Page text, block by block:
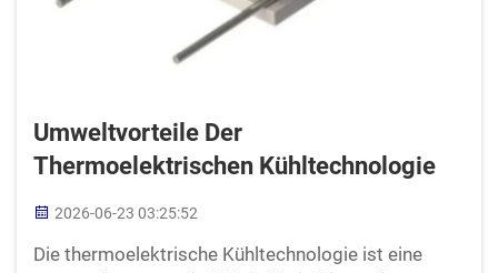
Umweltvorteile Der
Thermoelektrischen Kühltechnologie
2026-06-23 03:25:52
Die thermoelektrische Kühltechnologie ist eine